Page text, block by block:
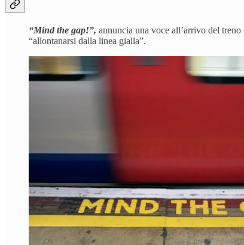
“Mind the gap!”, annuncia una voce all’arrivo del
“allontanarsi dalla linea gialla”.